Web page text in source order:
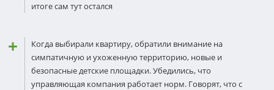
итоге сам тут остался
Когда выбирали квартиру, обратили внимание на
симпатичную и ухоженную территорию, новые и
безопасные детские площадки. Убедились, что
управляющая компания работает норм. Говорят, что с